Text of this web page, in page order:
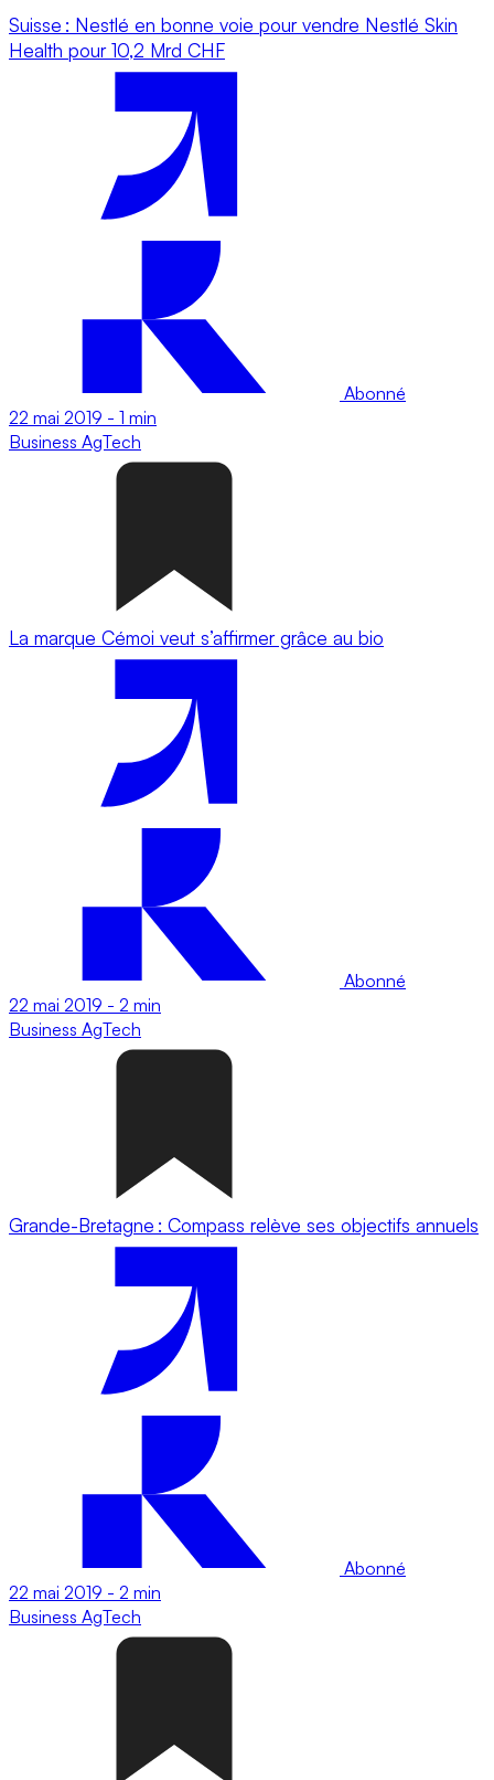
Suisse : Nestlé en bonne voie pour vendre Nestlé Skin
Health pour 10,2 Mrd CHF
Abonné
22 mai 2019 - 1 min
Business AgTech
La marque Cémoi veut s’affirmer grâce au bio
Abonné
22 mai 2019 - 2 min
Business AgTech
Grande-Bretagne : Compass relève ses objectifs annuels
Abonné
22 mai 2019 - 2 min
Business AgTech